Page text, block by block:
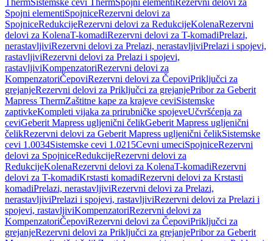
ThermSistemske cevi ThermSpojni elementi Rezervni delovi za
Spojni elementiSpojniceRezervni delovi za
SpojniceRedukcijeRezervni delovi za RedukcijeKolenaRezervni
delovi za KolenaT-komadiRezervni delovi za T-komadiPrelazi,
nerastavljiviRezervni delovi za Prelazi, nerastavljiviPrelazi i spojevi,
rastavljiviRezervni delovi za Prelazi i spojevi,
rastavljiviKompenzatoriRezervni delovi za
KompenzatoriČepoviRezervni delovi za ČepoviPriključci za
grejanjeRezervni delovi za Priključci za grejanjePribor za Geberit
Mapress ThermZaštitne kape za krajeve ceviSistemske
zaptivkeKompleti vijaka za prirubničke spojeveUčvršćenja za
ceviGeberit Mapress ugljenični čelikGeberit Mapress ugljenični
čelikRezervni delovi za Geberit Mapress ugljenični čelikSistemske
cevi 1.0034Sistemske cevi 1.0215Cevni umeciSpojniceRezervni
delovi za SpojniceRedukcijeRezervni delovi za
RedukcijeKolenaRezervni delovi za KolenaT-komadiRezervni
delovi za T-komadiKrstasti komadiRezervni delovi za Krstasti
komadiPrelazi, nerastavljiviRezervni delovi za Prelazi,
nerastavljiviPrelazi i spojevi, rastavljiviRezervni delovi za Prelazi i
spojevi, rastavljiviKompenzatoriRezervni delovi za
KompenzatoriČepoviRezervni delovi za ČepoviPriključci za
grejanjeRezervni delovi za Priključci za grejanjePribor za Geberit